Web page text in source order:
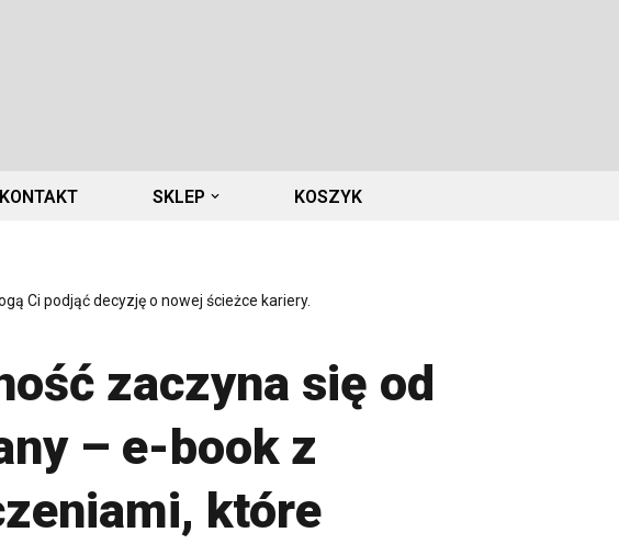
KONTAKT SKLEP KOSZYK
Ci podjąć decyzję o nowej ścieżce kariery.
zaczyna się od
– e-book z
które